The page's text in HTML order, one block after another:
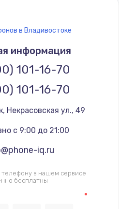
руб.
видеочипа
руб.
подсветки
в Владивостоке
информация
101-16-70
101-16-70
, Некрасовская ул., 49
с 9:00 до 21:00
iq.ru
телефону в нашем сервисе
бесплатны